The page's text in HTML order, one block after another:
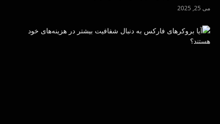
می 25, 2025